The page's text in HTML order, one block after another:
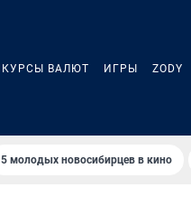
КУРСЫ ВАЛЮТ ИГРЫ ZODY
5 молодых новосибирцев в кино